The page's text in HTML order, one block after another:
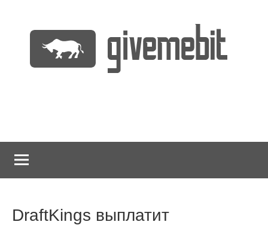
содержимому
DraftKings выплатит